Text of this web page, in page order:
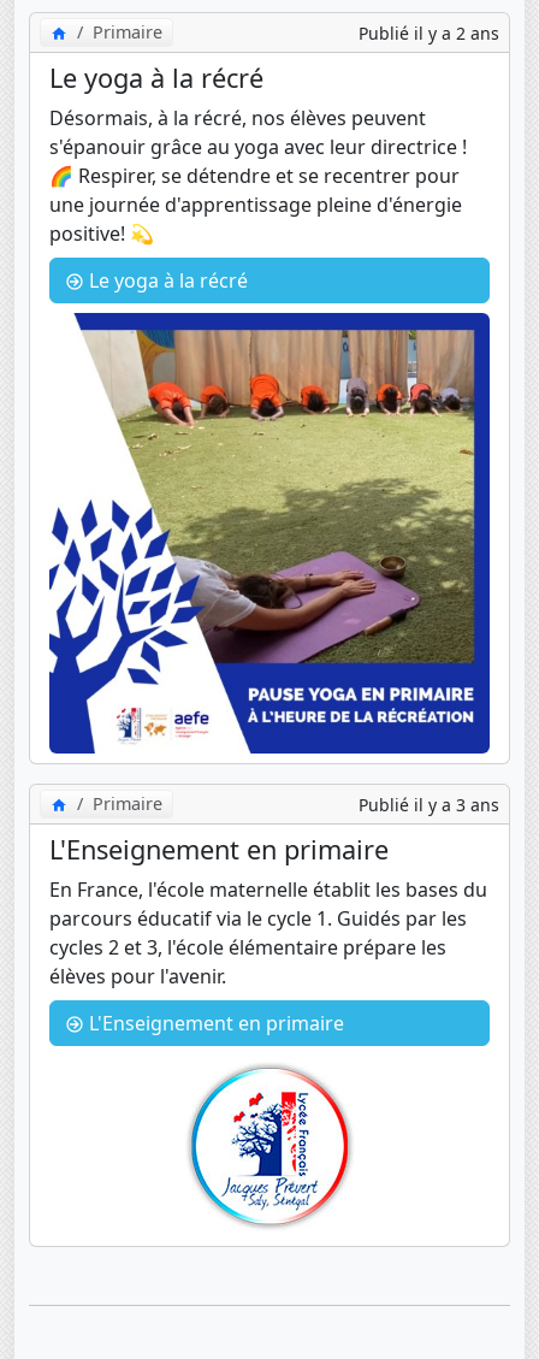
Primaire Publié il y a 2 ans
Le yoga à la récré
Désormais, à la récré, nos élèves peuvent
s'épanouir grâce au yoga avec leur directrice !
🌈 Respirer, se détendre et se recentrer pour
une journée d'apprentissage pleine d'énergie
positive! 💫
Le yoga à la récré
Primaire Publié il y a 3 ans
L'Enseignement en primaire
En France, l'école maternelle établit les bases du
parcours éducatif via le cycle 1. Guidés par les
cycles 2 et 3, l'école élémentaire prépare les
élèves pour l'avenir.
L'Enseignement en primaire